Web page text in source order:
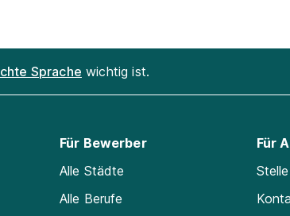
Sprache wichtig ist.
Für Bewerber
Alle Städte
Alle Berufe
Für